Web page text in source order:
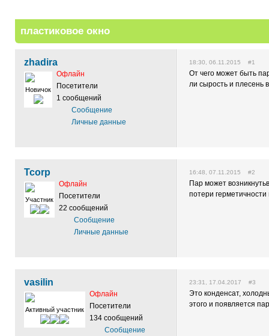
пластиковое окно
zhadira
Новичок
Офлайн
Посетители
1 сообщений
Сообщение
Личные данные
18:30, 06.11.2015 #1
От чего может быть
ли сырость и плесень
Tcorp
Участник
Офлайн
Посетители
22 сообщений
Сообщение
Личные данные
16:48, 07.11.2015 #2
Пар может
потери
vasilin
Активный участник
Офлайн
Посетители
134 сообщений
Сообщение
23:31, 17.04.2017 #3
Это конденсат,
этого и появляется